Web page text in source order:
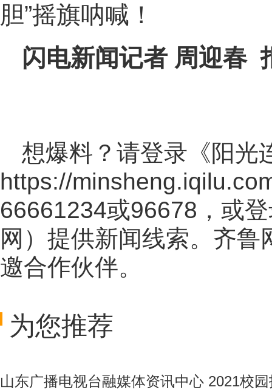
胆”摇旗呐喊！
闪电新闻记者 周迎春
想爆料？请登录《阳光
https://
66661234或96678，或
网 ）提供新闻线索。齐鲁
邀合作伙伴。
为您推荐
山东广播电视台融媒体资讯中心 2021校